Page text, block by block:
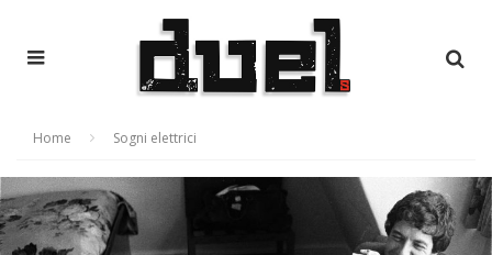
Home Sogni elettrici